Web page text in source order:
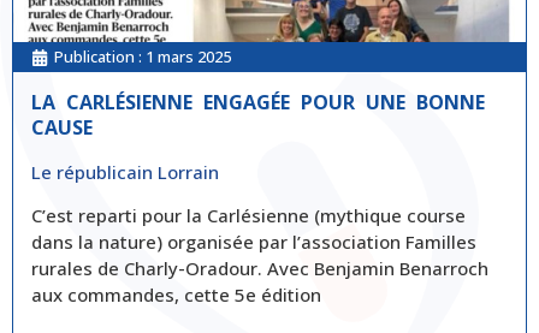
Publication : 1 mars 2025
LA CARLÉSIENNE ENGAGÉE POUR UNE BONNE
CAUSE
Le républicain Lorrain
C’est reparti pour la Carlésienne (mythique course
dans la nature) organisée par l’association Familles
rurales de Charly-Oradour. Avec Benjamin Benarroch
aux commandes, cette 5e édition